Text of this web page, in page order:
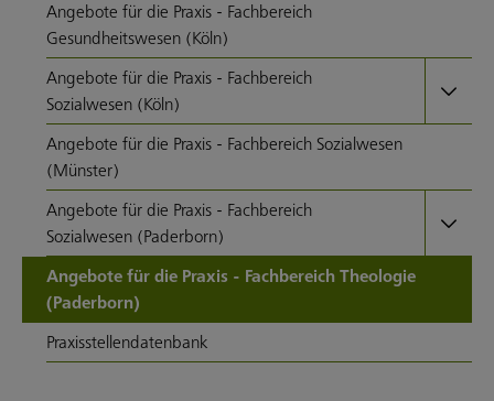
Angebote für die Praxis - Fachbereich
Gesundheitswesen (Köln)
Angebote für die Praxis - Fachbereich
Sozialwesen (Köln)
Angebote für die Praxis - Fachbereich Sozialwesen
(Münster)
Angebote für die Praxis - Fachbereich
Sozialwesen (Paderborn)
Angebote für die Praxis - Fachbereich Theologie
(Paderborn)
Praxisstellendatenbank